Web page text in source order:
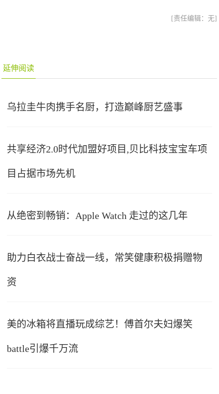
[责任编辑：无]
延伸阅读
乌拉圭牛肉携手名厨，打造巅峰厨艺盛事
共享经济2.0时代加盟好项目,贝比科技宝宝车项
目占据市场先机
从绝密到畅销：Apple Watch 走过的这几年
助力白衣战士奋战一线，常笑健康积极捐赠物
资
美的冰箱将直播玩成综艺！傅首尔夫妇爆笑
battle引爆千万流